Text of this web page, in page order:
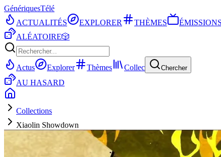
GénériquesTélé
ACTUALITÉS
EXPLORER THÈMES ÉMISSIONS
ALÉATOIRE🎲
Actus Explorer Thèmes Collec Chercher
AU HASARD
Collections
Xiaolin Showdown